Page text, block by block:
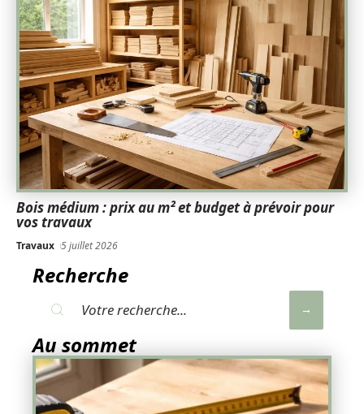
Bois médium : prix au m² et budget à prévoir pour
vos travaux
Travaux 5 juillet 2026
Recherche
Au sommet